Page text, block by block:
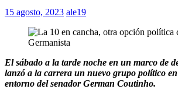
15 agosto, 2023 ale19
El sábado a la tarde noche en un marco de
lanzó a la carrera un nuevo grupo político en
entorno del senador German Coutinho.